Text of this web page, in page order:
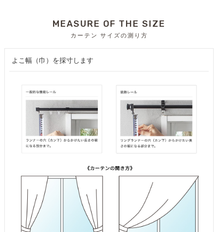
MEASURE OF THE SIZE
カーテン サイズの測り方
よこ幅（巾）を採寸します